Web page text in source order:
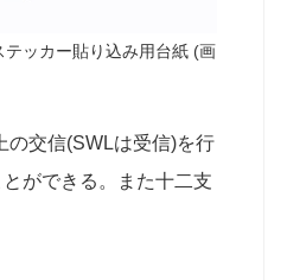
ッカー貼り込み用台紙 (画
の交信(SWLは受信)を行
ができる。また十二支